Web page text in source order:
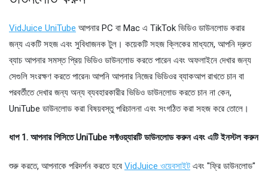
VidJuice UniTube আপনার PC বা Mac এ TikTok ভিডিও ডাউনলোড করার
জন্য একটি সহজ এবং সুবিধাজনক টুল। কয়েকটি সহজ ক্লিকের মাধ্যমে, আপনি দ্রুত
ব্যাচ আপনার সমস্ত প্রিয় ভিডিও ডাউনলোড করতে পারেন এবং অফলাইনে দেখার জন্য
সেগুলি সংরক্ষণ করতে পারেন৷ আপনি আপনার নিজের ভিডিওর ব্যাকআপ রাখতে চান বা
পরবর্তীতে দেখার জন্য অন্য ব্যবহারকারীর ভিডিও ডাউনলোড করতে চান না কেন,
UniTube ডাউনলোড করা বিষয়বস্তু পরিচালনা এবং সংগঠিত করা সহজ করে তোলে।
ধাপ 1. আপনার পিসিতে UniTube সফ্টওয়্যারটি ডাউনলোড করুন এবং এটি ইনস্টল করুন
শুরু করতে, আপনাকে পরিদর্শন করতে হবে VidJuice ওয়েবসাইট এবং "ফ্রি ডাউনলোড"